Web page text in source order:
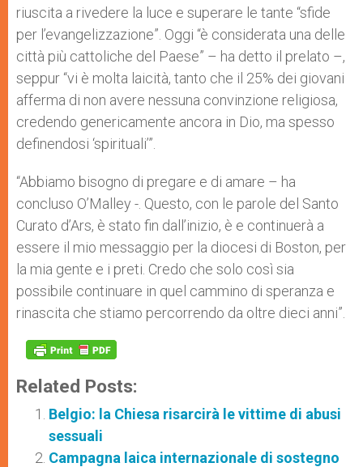
riuscita a rivedere la luce e superare le tante “sfide
per l’evangelizzazione”. Oggi “è considerata una delle
città più cattoliche del Paese” – ha detto il prelato –,
seppur “vi è molta laicità, tanto che il 25% dei giovani
afferma di non avere nessuna convinzione religiosa,
credendo genericamente ancora in Dio, ma spesso
definendosi ‘spirituali’”.
“Abbiamo bisogno di pregare e di amare – ha
concluso O’Malley -. Questo, con le parole del Santo
Curato d’Ars, è stato fin dall’inizio, è e continuerà a
essere il mio messaggio per la diocesi di Boston, per
la mia gente e i preti. Credo che solo così sia
possibile continuare in quel cammino di speranza e
rinascita che stiamo percorrendo da oltre dieci anni”.
Related Posts:
Belgio: la Chiesa risarcirà le vittime di abusi
sessuali
Campagna laica internazionale di sostegno